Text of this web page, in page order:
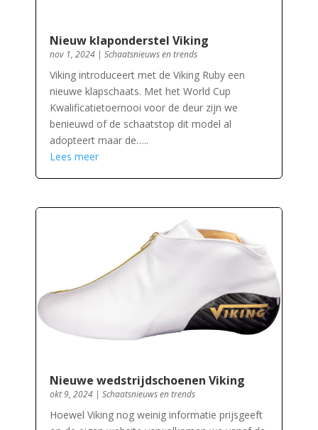
Nieuw klaponderstel Viking
nov 1, 2024| Schaatsnieuws en trends
Viking introduceert met de Viking Ruby een
nieuwe klapschaats. Met het World Cup
Kwalificatietoernooi voor de deur zijn we
benieuwd of de schaatstop dit model al
adopteert maar de…..
Lees meer
Nieuwe wedstrijdschoenen Viking
okt 9, 2024| Schaatsnieuws en trends
Hoewel Viking nog weinig informatie prijsgeeft